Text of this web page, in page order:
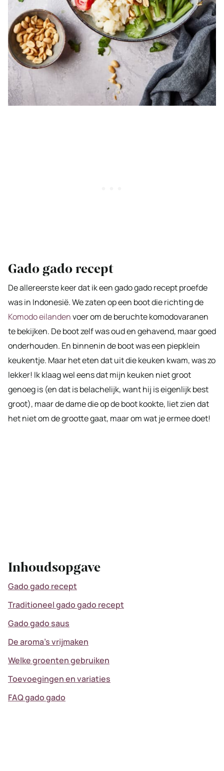
Gado gado recept
De allereerste keer dat ik een gado gado recept proefde
was in Indonesië. We zaten op een boot die richting de
Komodo eilandenvoer om de beruchte komodovaranen
te bekijken. De boot zelf was oud en gehavend, maar goed
onderhouden. En binnenin de boot was een piepklein
keukentje. Maar het eten dat uit die keuken kwam, was zo
lekker! Ik klaag wel eens dat mijn keuken niet groot
genoeg is (en dat is belachelijk, want hij is eigenlijk best
groot), maar de dame die op de boot kookte, liet zien dat
het niet om de grootte gaat, maar om wat je ermee doet!
Inhoudsopgave
Gado gado recept
Traditioneel gado gado recept
Gado gado saus
De aroma’s vrijmaken
Welke groenten gebruiken
Toevoegingen en variaties
FAQ gado gado